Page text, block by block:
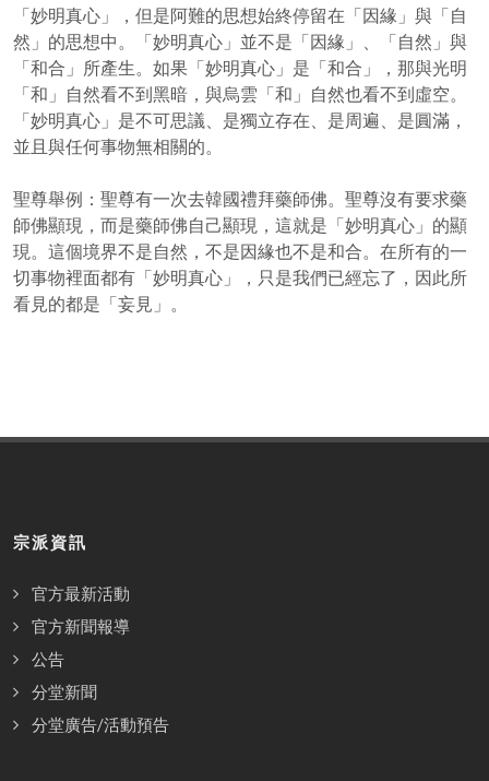
「妙明真心」，但是阿難的思想始終停留在「因緣」與「自
然」的思想中。「妙明真心」並不是「因緣」、「自然」與
「和合」所產生。如果「妙明真心」是「和合」，那與光明
「和」自然看不到黑暗，與烏雲「和」自然也看不到虛空。
「妙明真心」是不可思議、是獨立存在、是周遍、是圓滿，
並且與任何事物無相關的。
聖尊舉例：聖尊有一次去韓國禮拜藥師佛。聖尊沒有要求藥
師佛顯現，而是藥師佛自己顯現，這就是「妙明真心」的顯
現。這個境界不是自然，不是因緣也不是和合。在所有的一
切事物裡面都有「妙明真心」，只是我們已經忘了，因此所
看見的都是「妄見」。
宗派資訊
官方最新活動
官方新聞報導
公告
分堂新聞
分堂廣告/活動預告